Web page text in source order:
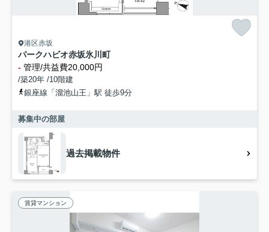
港区赤坂
パークハビオ赤坂氷川町
- 管理/共益費20,000円
/築20年 /10階建
銀座線「溜池山王」駅 徒歩9分
募集中の部屋
過去掲載物件
賃貸マンション